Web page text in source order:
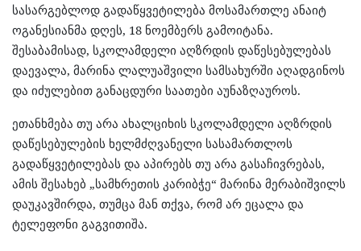
სასარგებლოდ გადაწყვეტილება მოსამართლე ანაიტ
ოგანესიანმა დღეს, 18 ნოემბერს გამოიტანა.
შესაბამისად, სკოლამდელი აღზრდის დაწესებულებას
დაევალა, მარინა ლალუაშვილი სამსახურში აღადგინოს
და იძულებით განაცდური საათები აუნაზღაუროს.
ეთანხმება თუ არა ახალციხის სკოლამდელი აღზრდის
დაწესებულების ხელმძღვანელი სასამართლოს
გადაწყვეტილებას და აპირებს თუ არა გასაჩივრებას,
ამის შესახებ „სამხრეთის კარიბჭე“ მარინა მერაბიშვილს
დაუკავშირდა, თუმცა მან თქვა, რომ არ ეცალა და
ტელეფონი გაგვითიშა.